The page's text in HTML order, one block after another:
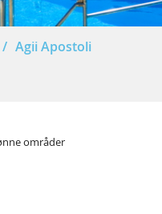
Agii Apostoli
områder